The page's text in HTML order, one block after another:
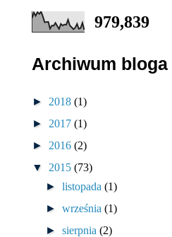
979,839
Archiwum bloga
► 2018 (1)
► 2017 (1)
► 2016 (2)
▼ 2015 (73)
►listopada(1)
►września(1)
►sierpnia(2)